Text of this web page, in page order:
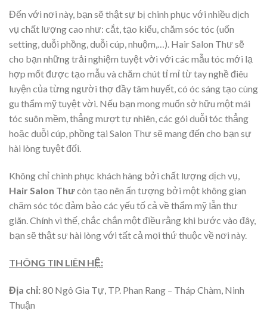
Đến với nơi này, bạn sẽ thật sự bị chinh phục với nhiều dịch
vụ chất lượng cao như: cắt, tạo kiểu, chăm sóc tóc (uốn
setting, duỗi phồng, duỗi cúp, nhuộm,…). Hair Salon Thư sẽ
cho bạn những trải nghiệm tuyệt vời với các mẫu tóc mới lạ
hợp mốt được tạo mẫu và chăm chút tỉ mỉ từ tay nghề điêu
luyện của từng người thợ đầy tâm huyết, có óc sáng tạo cùng
gu thẩm mỹ tuyệt vời. Nếu bạn mong muốn sở hữu một mái
tóc suôn mềm, thẳng mượt tự nhiên, các gói duỗi tóc thẳng
hoặc duỗi cúp, phồng tại Salon Thư sẽ mang đến cho bạn sự
hài lòng tuyệt đối.
Không chỉ chinh phục khách hàng bởi chất lượng dịch vụ,
Hair Salon Thưcòn tạo nên ấn tượng bởi một không gian
chăm sóc tóc đảm bảo các yếu tố cả về thẩm mỹ lẫn thư
giãn. Chính vì thế, chắc chắn một điều rằng khi bước vào đây,
bạn sẽ thật sự hài lòng với tất cả mọi thứ thuộc về nơi này.
THÔNG TIN LIÊN HỆ:
Địa chỉ:80 Ngô Gia Tự, TP. Phan Rang – Tháp Chàm, Ninh
Thuận